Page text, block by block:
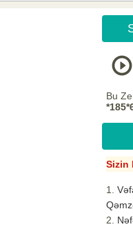
Bu
Sizin